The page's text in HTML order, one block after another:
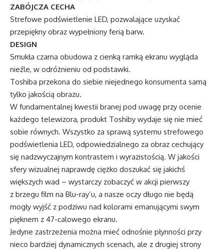
ZABÓJCZA CECHA
Strefowe podświetlenie LED, pozwalające uzyskać
przepiękny obraz wypełniony ferią barw.
DESIGN
Smukła czarna obudowa z cienką ramką ekranu wygląda
nieźle, w odróżnieniu od podstawki.
Toshiba przekona do siebie niejednego konsumenta samą
tylko jakością obrazu.
W fundamentalnej kwestii branej pod uwagę przy ocenie
każdego telewizora, produkt Toshiby wydaje się nie mieć
sobie równych. Wszystko za sprawą systemu strefowego
podświetlenia LED, odpowiedzialnego za obraz cechujący
się nadzwyczajnym kontrastem i wyrazistością. W jakości
sfery wizualnej naprawdę ciężko doszukać się jakichś
większych wad – wystarczy zobaczyć w akcji pierwszy
z brzegu film na Blu-ray’u, a nasze oczy długo nie będą
mogły wyjść z podziwu nad kolorami emanującymi swym
pięknem z 47-calowego ekranu.
Jedyne zastrzeżenia można mieć odnośnie płynności przy
nieco bardziej dynamicznych scenach, ale z drugiej strony